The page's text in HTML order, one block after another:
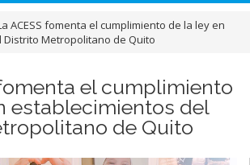
ACESS fomenta el cumplimiento de la ley en
Metropolitano de Quito
el cumplimiento
establecimientos del
de Quito